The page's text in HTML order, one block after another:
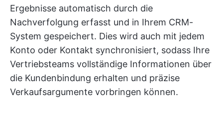
Ergebnisse automatisch durch die
Nachverfolgung erfasst und in Ihrem CRM-
System gespeichert. Dies wird auch mit jedem
Konto oder Kontakt synchronisiert, sodass Ihre
Vertriebsteams vollständige Informationen über
die Kundenbindung erhalten und präzise
Verkaufsargumente vorbringen können.